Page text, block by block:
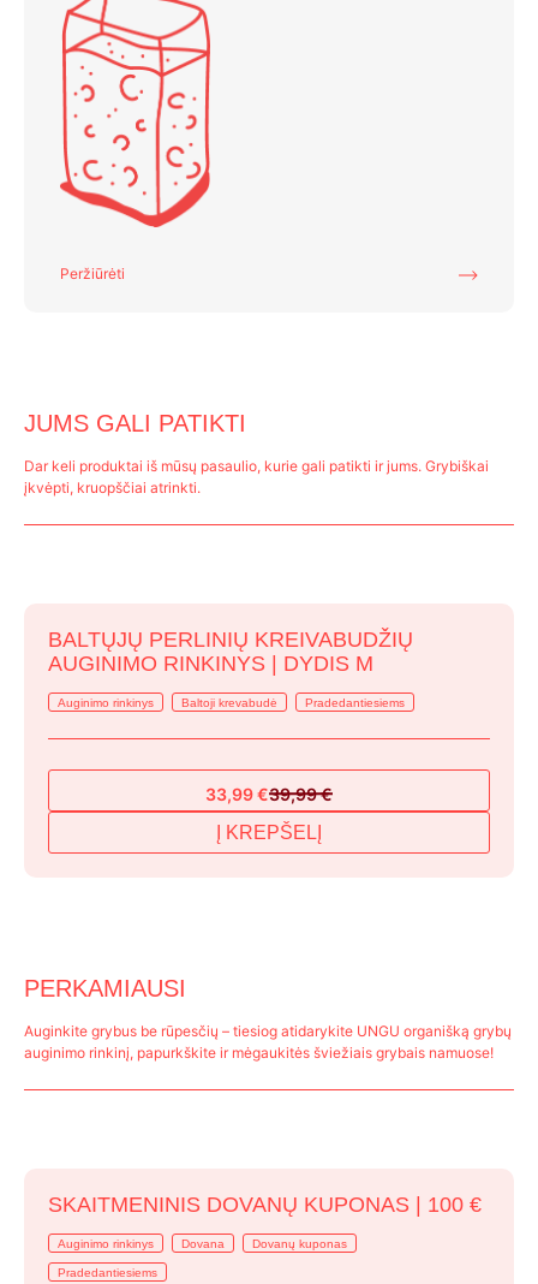
Peržiūrėti
JUMS GALI PATIKTI
Dar keli produktai iš mūsų pasaulio, kurie gali patikti ir jums. Grybiškai
įkvėpti, kruopščiai atrinkti.
BALTŲJŲ PERLINIŲ KREIVABUDŽIŲ
AUGINIMO RINKINYS | DYDIS M
Auginimo rinkinys Baltoji krevabudė Pradedantiesiems
39,99€
Original
price
was:
33,99€
Current
price
is:
Į KREPŠELĮ
PERKAMIAUSI
Auginkite grybus be rūpesčių – tiesiog atidarykite UNGU organišką grybų
auginimo rinkinį, papurkškite ir mėgaukitės šviežiais grybais namuose!
SKAITMENINIS DOVANŲ KUPONAS | 100 €
Auginimo rinkinys Dovana Dovanų kuponas
Pradedantiesiems